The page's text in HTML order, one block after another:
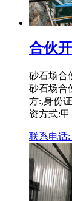
合伙
砂石场合
砂石场合
方:,身份
资方式:
联系电话: